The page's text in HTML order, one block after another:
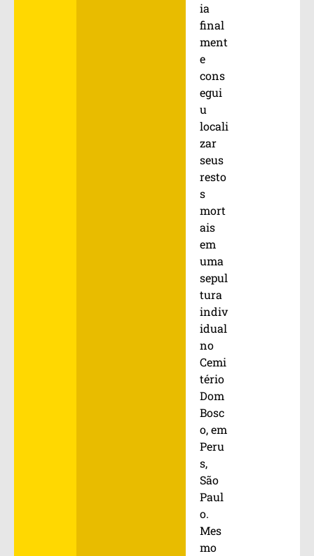
ia
final
ment
e
cons
egui
u
locali
zar
seus
resto
s
mort
ais
em
uma
sepul
tura
indiv
idual
no
Cemi
tério
Dom
Bosc
o, em
Peru
s,
São
Paul
o.
Mes
mo